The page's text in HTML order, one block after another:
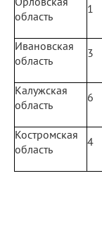
область
1
Ивановская
область
3
Калужская
область
6
Костромская
область
4